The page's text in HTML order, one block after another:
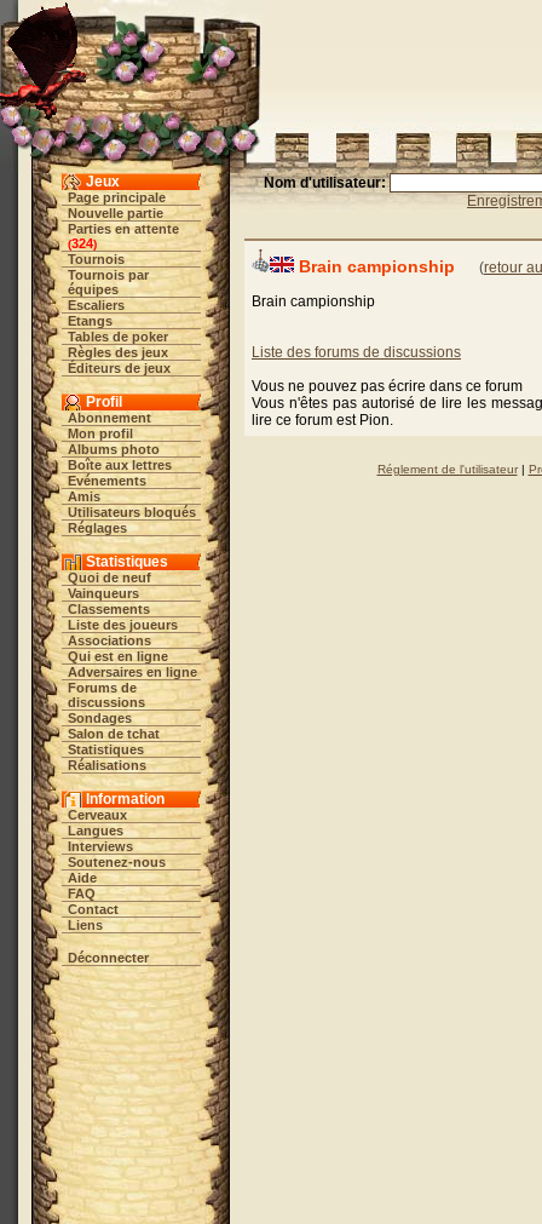
Jeux
Page principale
Nouvelle partie
Parties en attente
(324)
Tournois
Tournois par
équipes
Escaliers
Etangs
Tables de poker
Règles des jeux
Éditeurs de jeux
Profil
Abonnement
Mon profil
Albums photo
Boîte aux lettres
Evénements
Amis
Utilisateurs bloqués
Réglages
Statistiques
Quoi de neuf
Vainqueurs
Classements
Liste des joueurs
Associations
Qui est en ligne
Adversaires en ligne
Forums de
discussions
Sondages
Salon de tchat
Statistiques
Réalisations
Information
Cerveaux
Langues
Interviews
Soutenez-nous
Aide
FAQ
Contact
Liens
Déconnecter
Nom d'utilisateur:
Brain campionship (retour
Brain campionship
Liste des forums de discussions
Vous ne pouvez pas écrire dans ce forum
Vous n'êtes pas autorisé de lire les
lire ce forum est Pion.
Réglement de l'utilisateur|